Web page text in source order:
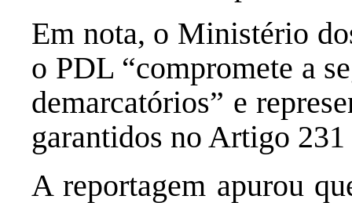
Em nota, o Ministério
o PDL “compromete a
demarcatórios” e
garantidos no Artigo
A reportagem apurou